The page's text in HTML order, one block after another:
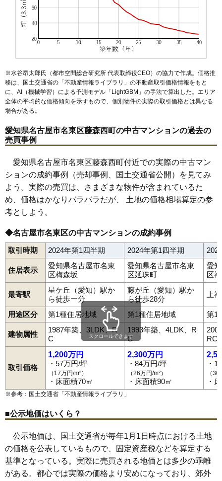
※水谷昂太郎氏（都市空間総合研究所 代表取締役CEO）の協力で作成。価格推
移は、国土交通省の「 不動産情報ライブラリ 」の不動産取引価格情報をもと
に、AI（機械学習）による予測モデル「LightGBM」の手法で算出した。エリア
全体の平均的な価格傾向を示すもので、個別物件の実際の取引価格とは異なる
場合がある。
愛知県名古屋市名東区藤森西町の中古マンションの過去の
売買事例
愛知県名古屋市名東区藤森西町付近での実際の中古マン
ションの成約事例（売却事例、国土交通省公開）を見てみ
よう。実際の売買は、さまざまな物件が含まれているた
め、価格はかなりバラバラだが、 土地の価格相場算定の参
考としよう。
◆名古屋市名東区の中古マンションの成約事例
取引時期 2024年第1四半期 2024年第1四半期
住居表示
愛知県名古屋市名東
区梅森坂
愛知県名古屋市名東
区延珠町
愛
区
最寄駅
星ケ丘（愛知）駅か
ら徒歩ー分
藤が丘（愛知）駅か
ら徒歩28分
上
用途区分 第1種住居地域 第1種住居地域 第1
建物属性
1987年築、3LDK、R
C
1993年築、4LDK、R
C
RC
取引価格
1,200万円
・57万円/坪
（17万円/m²）
・床面積70㎡
2,300万円
・84万円/坪
（26万円/m²）
・床面積90㎡
・
（
・
スクロールできます
※参考：国土交通省「 不動産情報ライブラリ 」
■公示地価はいくら？
公示地価は、国土交通省が毎年1月1日時点における土地
の価格を公表しているもので、固定資産税などを算定する
基準となっている。実際に売買される地価とは多少の乖離
がある。都心では実際の価格より安めになっており、郊外